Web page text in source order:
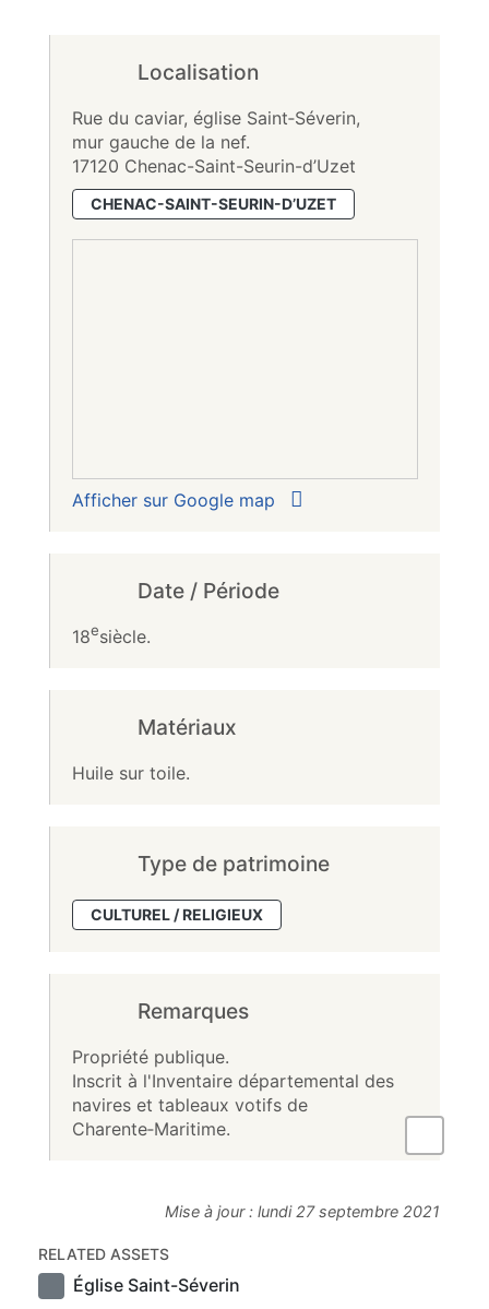
Localisation
Rue du caviar, église Saint‑Séverin,
mur gauche de la nef.
17120 Chenac-Saint-Seurin-d’Uzet
CHENAC-SAINT-SEURIN-D’UZET
Afficher sur Google map
Date / Période
18esiècle.
Matériaux
Huile sur toile.
Type de patrimoine
CULTUREL / RELIGIEUX
Remarques
Propriété publique.
Inscrit à l'Inventaire départemental des
navires et tableaux votifs de
Charente‑Maritime.
Mise à jour : lundi 27 septembre 2021
RELATED ASSETS
Église Saint-Séverin